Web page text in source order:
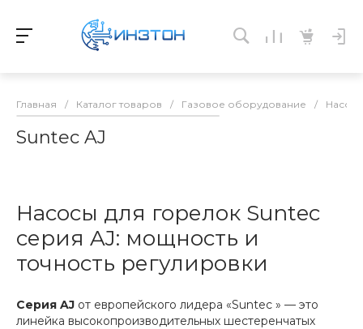
Главная / Каталог товаров / Газовое оборудование /
Suntec AJ
Насосы для горелок Suntec
серия AJ: мощность и
точность регулировки
Серия AJ от европейского лидера «Suntec » — это
линейка высокопроизводительных шестеренчатых